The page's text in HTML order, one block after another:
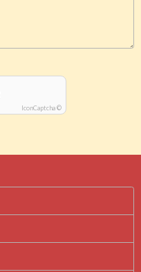
IconCaptcha ©